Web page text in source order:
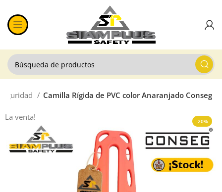
Camilla Rígida de PVC color Anaranjado Conseg
-20%
La venta!